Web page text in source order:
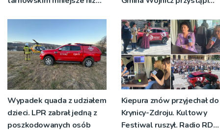
planistycznych
Wypadek quada z udziałem
dzieci. LPR zabrał jedną z
poszkodowanych osób
Kiepura znów przyjechał do
Krynicy-Zdroju. Kultowy
Festiwal ruszył. Radio RDN